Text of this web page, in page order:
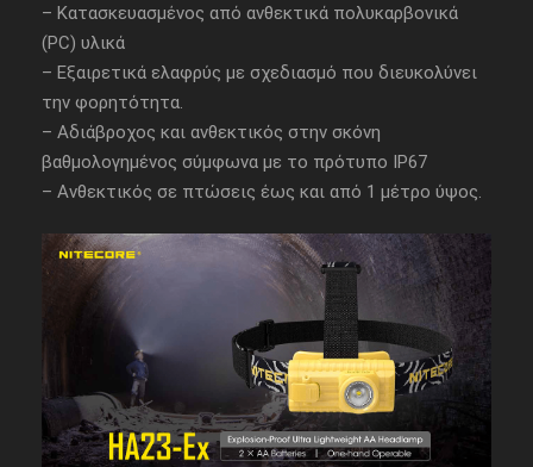
– Κατασκευασμένος από ανθεκτικά πολυκαρβονικά
(PC) υλικά
– Εξαιρετικά ελαφρύς με σχεδιασμό που διευκολύνει
την φορητότητα.
– Αδιάβροχος και ανθεκτικός στην σκόνη
βαθμολογημένος σύμφωνα με το πρότυπο IP67
– Ανθεκτικός σε πτώσεις έως και από 1 μέτρο ύψος.